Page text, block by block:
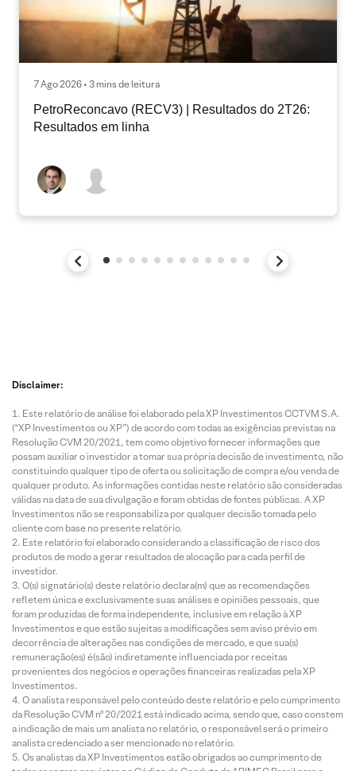
7 Ago 2026 • 3 mins de leitura
PetroReconcavo (RECV3) | Resultados do 2T26:
Resultados em linha
Disclaimer:
Este relatório de análise foi elaborado pela XP Investimentos CCTVM S.A.
(“XP Investimentos ou XP”) de acordo com todas as exigências previstas na
Resolução CVM 20/2021, tem como objetivo fornecer informações que
possam auxiliar o investidor a tomar sua própria decisão de investimento, não
constituindo qualquer tipo de oferta ou solicitação de compra e/ou venda de
qualquer produto. As informações contidas neste relatório são consideradas
válidas na data de sua divulgação e foram obtidas de fontes públicas. A XP
Investimentos não se responsabiliza por qualquer decisão tomada pelo
cliente com base no presente relatório.
Este relatório foi elaborado considerando a classificação de risco dos
produtos de modo a gerar resultados de alocação para cada perfil de
investidor.
O(s) signatário(s) deste relatório declara(m) que as recomendações
refletem única e exclusivamente suas análises e opiniões pessoais, que
foram produzidas de forma independente, inclusive em relação à XP
Investimentos e que estão sujeitas a modificações sem aviso prévio em
decorrência de alterações nas condições de mercado, e que sua(s)
remuneração(es) é(são) indiretamente influenciada por receitas
provenientes dos negócios e operações financeiras realizadas pela XP
Investimentos.
O analista responsável pelo conteúdo deste relatório e pelo cumprimento
da Resolução CVM nº 20/2021 está indicado acima, sendo que, caso constem
a indicação de mais um analista no relatório, o responsável será o primeiro
analista credenciado a ser mencionado no relatório.
Os analistas da XP Investimentos estão obrigados ao cumprimento de